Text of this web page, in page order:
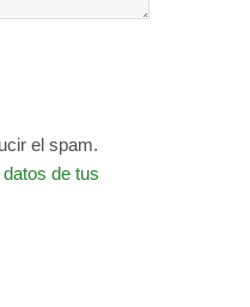
el spam.
de tus